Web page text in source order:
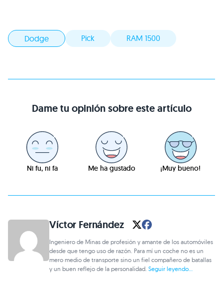
Dodge Pick RAM 1500
Dame tu opinión sobre este artículo
Ni fu, ni fa Me ha gustado ¡Muy bueno!
Víctor Fernández
Ingeniero de Minas de profesión y amante de los automóviles
desde que tengo uso de razón. Para mí un coche no es un
mero medio de transporte sino un fiel compañero de batallas
y un buen reflejo de la personalidad.Seguir leyendo...